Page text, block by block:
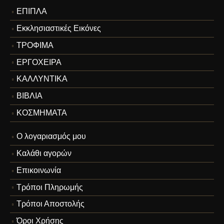
ΕΠΙΠΛΑ
Εκκλησιαστικές Εικόνες
ΤΡΟΦΙΜΑ
ΕΡΓΟΧΕΙΡΑ
ΚΑΛΛΥΝΤΙΚΑ
ΒΙΒΛΙΑ
ΚΟΣΜΗΜΑΤΑ
Ο λογαριασμός μου
Καλάθι αγορών
Επικοινωνία
Τρόποι Πληρωμής
Τρόποι Αποστολής
Όροι Χρήσης